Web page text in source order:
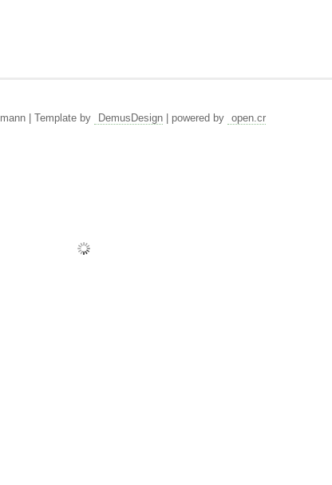
| Template by DemusDesign| powered by open.cr